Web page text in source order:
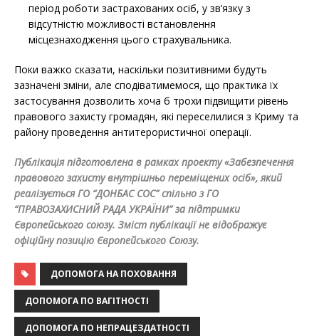
період роботи застрахованих осіб, у зв’язку з
відсутністю можливості встановлення
місцезнаходження цього страхувальника.
Поки важко сказати, наскільки позитивними будуть
зазначені зміни, але сподіватимемося, що практика їх
застосування дозволить хоча б трохи підвищити рівень
правового захисту громадян, які переселилися з Криму та
району проведення антитерористичної операції.
Публікація підготовлена ​​в рамках проекту «Забезпечення
правового захисту внутрішньо переміщених осіб», який
реалізується ГО “ДОНБАС СОС” спільно з ГО
“ПРАВОЗАХИСНИЙ РАДА УКРАЇНИ” за підтримки
Європейського союзу. Зміст публікації не відображує
офіційну позицію Європейського Союзу.
ДОПОМОГА НА ПОХОВАННЯ
ДОПОМОГА ПО ВАГІТНОСТІ
ДОПОМОГА ПО НЕПРАЦЕЗДАТНОСТІ